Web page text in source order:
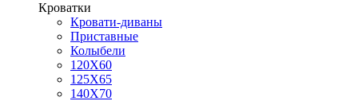
Кроватки
Кровати-диваны
Приставные
Колыбели
120Х60
125X65
140Х70